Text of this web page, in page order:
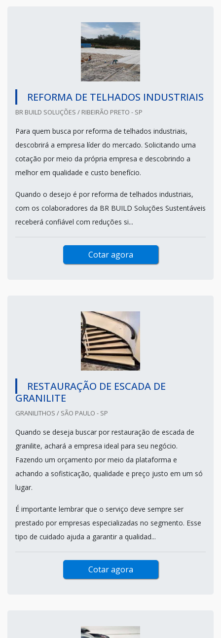
REFORMA DE TELHADOS INDUSTRIAIS
BR BUILD SOLUÇÕES / RIBEIRÃO PRETO - SP
Para quem busca por reforma de telhados industriais,
descobrirá a empresa líder do mercado. Solicitando uma
cotação por meio da própria empresa e descobrindo a
melhor em qualidade e custo benefício.
Quando o desejo é por reforma de telhados industriais,
com os colaboradores da BR BUILD Soluções Sustentáveis
receberá confiável com reduções si...
Cotar agora
RESTAURAÇÃO DE ESCADA DE
GRANILITE
GRANILITHOS / SÃO PAULO - SP
Quando se deseja buscar por restauração de escada de
granilite, achará a empresa ideal para seu negócio.
Fazendo um orçamento por meio da plataforma e
achando a sofisticação, qualidade e preço justo em um só
lugar.
É importante lembrar que o serviço deve sempre ser
prestado por empresas especializadas no segmento. Esse
tipo de cuidado ajuda a garantir a qualidad...
Cotar agora